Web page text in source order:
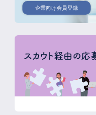
企業向け会員登録